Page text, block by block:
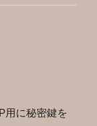
用に秘密鍵を